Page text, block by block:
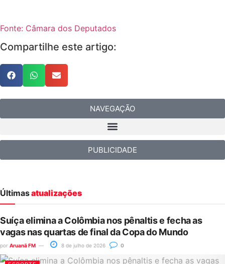
Fonte: Câmara dos Deputados
Compartilhe este artigo:
NAVEGAÇÃO
PUBLICIDADE
Últimasatualizações
Suíça elimina a Colômbia nos pênaltis e fecha as
vagas nas quartas de final da Copa do Mundo
por Aruanã FM 8 de julho de 2026 0